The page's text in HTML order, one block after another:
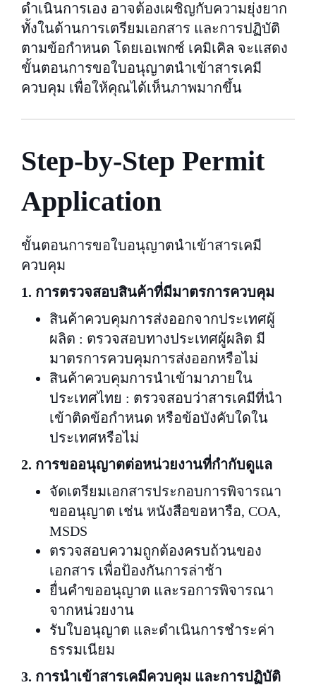
ดำเนินการเอง อาจต้องเผชิญกับความยุ่งยาก
ทั้งในด้านการเตรียมเอกสาร และการปฏิบัติ
ตามข้อกำหนด โดยเอเพกซ์ เคมิเคิล จะแสดง
ขั้นตอนการขอใบอนุญาตนำเข้าสารเคมี
ควบคุม เพื่อให้คุณได้เห็นภาพมากขึ้น
Step-by-Step Permit
Application
ขั้นตอนการขอใบอนุญาตนำเข้าสารเคมี
ควบคุม
1. การตรวจสอบสินค้าที่มีมาตรการควบคุม
สินค้าควบคุมการส่งออกจากประเทศผู้
ผลิต : ตรวจสอบทางประเทศผู้ผลิต มี
มาตรการควบคุมการส่งออกหรือไม่
สินค้าควบคุมการนำเข้ามาภายใน
ประเทศไทย : ตรวจสอบว่าสารเคมีที่นำ
เข้าติดข้อกำหนด หรือข้อบังคับใดใน
ประเทศหรือไม่
2. การขออนุญาตต่อหน่วยงานที่กำกับดูแล
จัดเตรียมเอกสารประกอบการพิจารณา
ขออนุญาต เช่น หนังสือขอหารือ, COA,
MSDS
ตรวจสอบความถูกต้องครบถ้วนของ
เอกสาร เพื่อป้องกันการล่าช้า
ยื่นคำขออนุญาต และรอการพิจารณา
จากหน่วยงาน
รับใบอนุญาต และดำเนินการชำระค่า
ธรรมเนียม
3. การนำเข้าสารเคมีควบคุม และการปฏิบัติ